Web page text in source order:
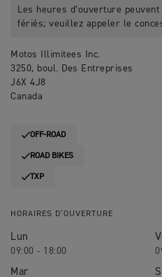
Les heures d’ouverture
fériés; veuillez appeler le
Motos Illimitees Inc.
3250, boul. Des Entreprises
J6X 4J8
Canada
OFF-ROAD
ROAD BIKES
TXP
HORAIRES D’OUVERTURE
Lun
09:00 - 18:00
Mar